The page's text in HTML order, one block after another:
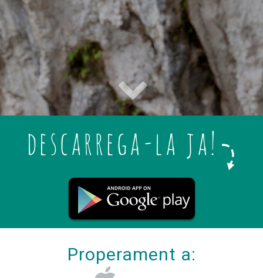
Properament a: